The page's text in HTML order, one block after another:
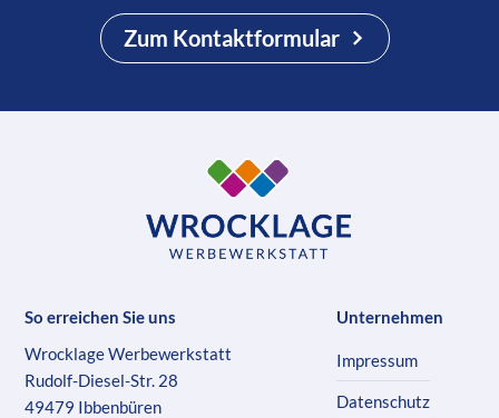
Zum Kontaktformular
So erreichen Sie uns
Wrocklage Werbewerkstatt
Rudolf-Diesel-Str. 28
49479 Ibbenbüren
Unternehmen
Impressum
Datenschutz